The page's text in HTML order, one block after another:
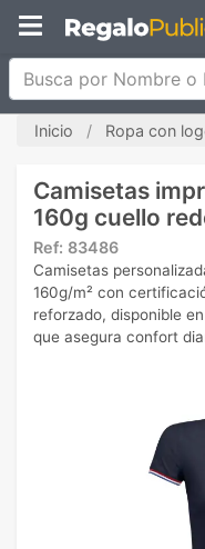
Busca por Nombre o
Inicio Ropa con
Camisetas
160g cuello
Ref: 83486
Camisetas
160g/m² con
reforzado, disponible
que asegura confort